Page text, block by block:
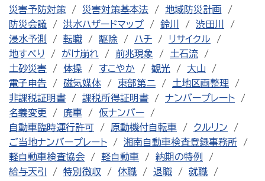
災害予防対策
災害対策基本法
地域防災計画
防災会議
洪水ハザードマップ 鈴川
渋田川
浸水予測
転職 駆除 ハチ
リサイクル
地すべり
がけ崩れ 前兆現象
土石流
土砂災害
体操 すこやか 観光
大山
電子申告
磁気媒体 東部第二
土地区画整理
非課税証明書
課税所得証明書
ナンバープレート
名義変更
廃車
仮ナンバー
自動車臨時運行許可
原動機付自転車
クルリン
ご当地ナンバープレート
湘南自動車検査登録事務所
軽自動車検査協会
軽自動車
納期の特例
給与天引
特別徴収 休職 退職
就職